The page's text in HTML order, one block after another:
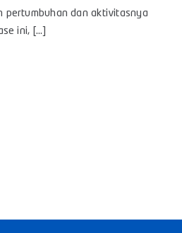
pertumbuhan dan aktivitasnya
ini, [...]